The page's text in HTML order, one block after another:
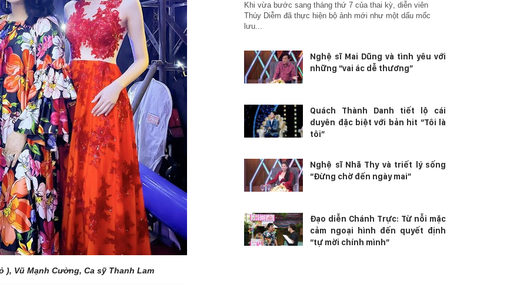
), Vũ Mạnh Cường, Ca sỹ Thanh Lam
Khi vừa bước sang tháng thứ 7 của thai kỳ, diễn viên
Thúy Diễm đã thực hiện bộ ảnh mới như một dấu mốc
lưu...
Nghệ sĩ Mai Dũng và tình yêu với
những “vai ác dễ thương”
Quách Thành Danh tiết lộ cái
duyên đặc biệt với bản hit “Tôi là
tôi”
Nghệ sĩ Nhã Thy và triết lý sống
“Đừng chờ đến ngày mai”
Đạo diễn Chánh Trực: Từ nỗi mặc
cảm ngoại hình đến quyết định
“tự mời chính mình”